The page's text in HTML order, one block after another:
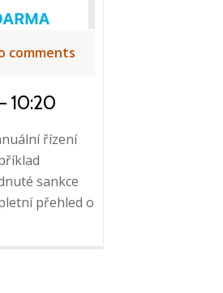
comments
10:20
řízení
sankce
přehled o